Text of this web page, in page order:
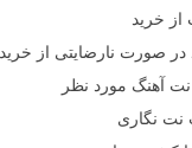
خرید
در صورت نارضایتی از خرید
نت آهنگ مورد نظر
نت نگاری